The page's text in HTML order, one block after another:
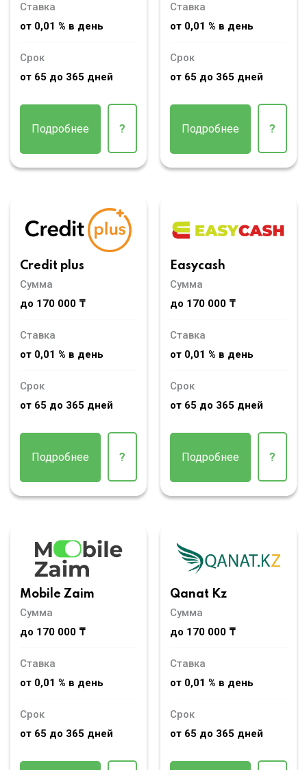
Ставка
от 0,01 % в день
Срок
от 65 до 365 дней
Подробнее ?
Ставка
от 0,01 % в день
Срок
от 65 до 365 дней
Подробнее ?
Credit plus
Сумма
до 170 000 ₸
Ставка
от 0,01 % в день
Срок
от 65 до 365 дней
Подробнее ?
Easycash
Сумма
до 170 000 ₸
Ставка
от 0,01 % в день
Срок
от 65 до 365 дней
Подробнее ?
Mobile Zaim
Сумма
до 170 000 ₸
Ставка
от 0,01 % в день
Срок
от 65 до 365 дней
Qanat Kz
Сумма
до 170 000 ₸
Ставка
от 0,01 % в день
Срок
от 65 до 365 дней